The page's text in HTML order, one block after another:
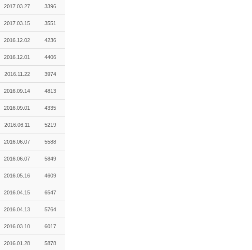
2017.03.27 3396
2017.03.15 3551
2016.12.02 4236
2016.12.01 4406
2016.11.22 3974
2016.09.14 4813
2016.09.01 4335
2016.06.11 5219
2016.06.07 5588
2016.06.07 5849
2016.05.16 4609
2016.04.15 6547
2016.04.13 5764
2016.03.10 6017
2016.01.28 5878